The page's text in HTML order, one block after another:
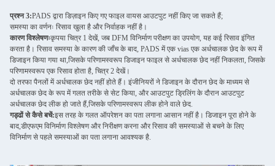
प्रश्न 3:PADS द्वारा डिज़ाइन किए गए फाइल वायस आउटपुट नहीं किए जा सकते हैं;
समस्या का वर्णनः रिसाव खुला है और निर्वाहक नहीं है।
कारण विश्लेषणःकृपया चित्र 1 देखें, जब DFM विनिर्माण परीक्षण का उपयोग, यह कई रिसाव इंगित
करता है। रिसाव समस्या के कारण की जाँच के बाद, PADS में एक vias एक अर्धचालक छेद के रूप में
डिजाइन किया गया था,जिसके परिणामस्वरूप डिजाइन फाइल से अर्धचालक छेद नहीं निकलता, जिसके
परिणामस्वरूप एक रिसाव होता है, चित्र 2 देखें।
दो तरफा पैनलों में अर्धचालक छेद नहीं होते हैं। इंजीनियरों ने डिजाइन के दौरान छेद के माध्यम से
अर्धचालक छेद के रूप में गलत तरीके से सेट किया, और आउटपुट ड्रिलिंग के दौरान आउटपुट
अर्धचालक छेद लीक हो जाते हैं,जिसके परिणामस्वरूप लीक होने वाले छेद.
गड्ढों से कैसे बचें:इस तरह के गलत ऑपरेशन का पता लगाना आसान नहीं है। डिजाइन पूरा होने के
बाद,डीएफएम विनिर्माण विश्लेषण और निरीक्षण करना और रिसाव की समस्याओं से बचने के लिए
विनिर्माण से पहले समस्याओं का पता लगाना आवश्यक है.